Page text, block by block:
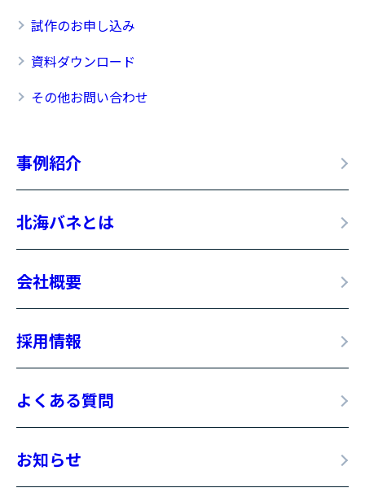
試作のお申し込み
資料ダウンロード
その他お問い合わせ
事例紹介
北海バネとは
会社概要
採用情報
よくある質問
お知らせ